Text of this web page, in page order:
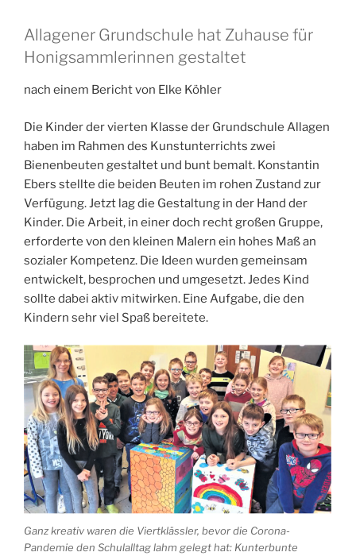
Allagener Grundschule hat Zuhause für
Honigsammlerinnen gestaltet
nach einem Bericht von Elke Köhler
Die Kinder der vierten Klasse der Grundschule Allagen
haben im Rahmen des Kunstunterrichts zwei
Bienenbeuten gestaltet und bunt bemalt. Konstantin
Ebers stellte die beiden Beuten im rohen Zustand zur
Verfügung. Jetzt lag die Gestaltung in der Hand der
Kinder. Die Arbeit, in einer doch recht großen Gruppe,
erforderte von den kleinen Malern ein hohes Maß an
sozialer Kompetenz. Die Ideen wurden gemeinsam
entwickelt, besprochen und umgesetzt. Jedes Kind
sollte dabei aktiv mitwirken. Eine Aufgabe, die den
Kindern sehr viel Spaß bereitete.
Ganz kreativ waren die Viertklässler, bevor die Corona-
Pandemie den Schulalltag lahm gelegt hat: Kunterbunte